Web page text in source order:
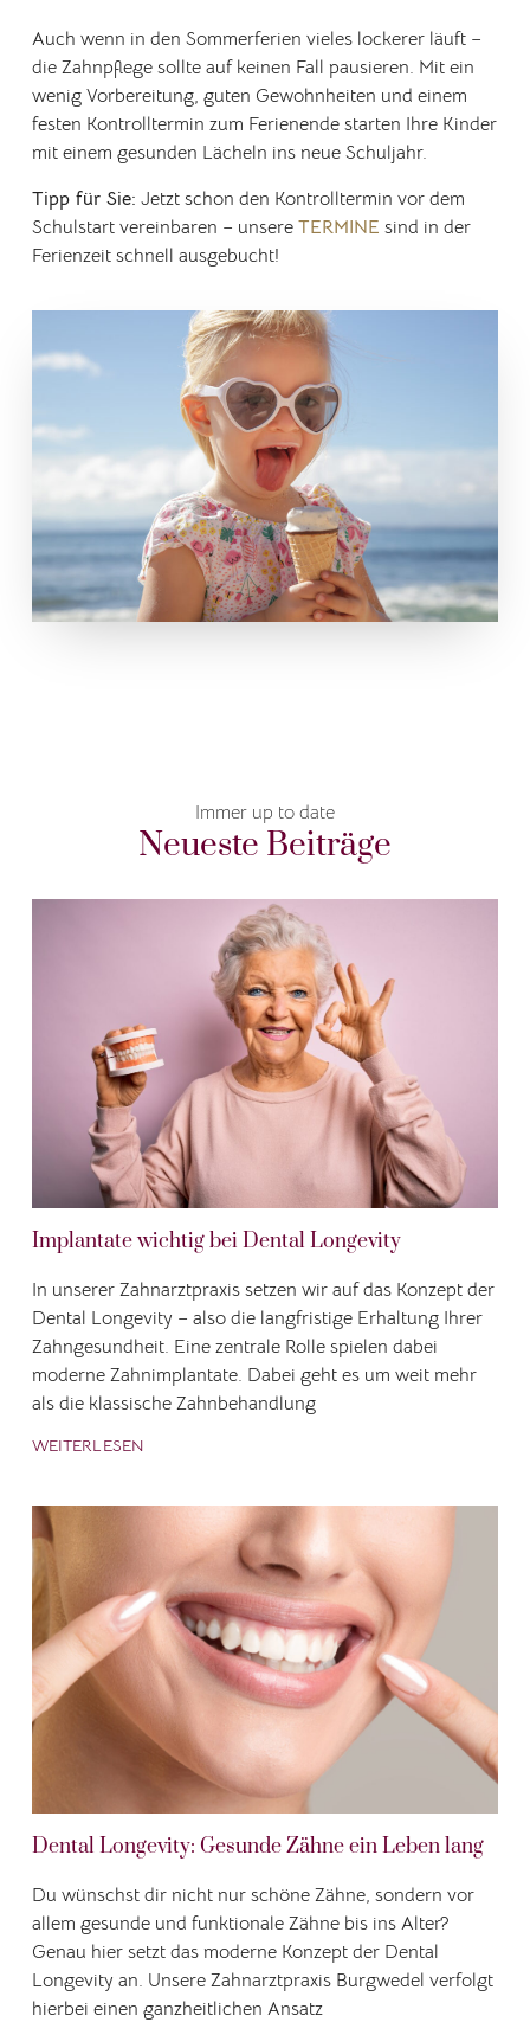
Auch wenn in den Sommerferien vieles lockerer läuft –
die Zahnpflege sollte auf keinen Fall pausieren. Mit ein
wenig Vorbereitung, guten Gewohnheiten und einem
festen Kontrolltermin zum Ferienende starten Ihre Kinder
mit einem gesunden Lächeln ins neue Schuljahr.
Tipp für Sie: Jetzt schon den Kontrolltermin vor dem
Schulstart vereinbaren – unsere TERMINE sind in der
Ferienzeit schnell ausgebucht!
Immer up to date
Neueste Beiträge
Implantate wichtig bei Dental Longevity
In unserer Zahnarztpraxis setzen wir auf das Konzept der
Dental Longevity – also die langfristige Erhaltung Ihrer
Zahngesundheit. Eine zentrale Rolle spielen dabei
moderne Zahnimplantate. Dabei geht es um weit mehr
als die klassische Zahnbehandlung
WEITERLESEN
Dental Longevity: Gesunde Zähne ein Leben lang
Du wünschst dir nicht nur schöne Zähne, sondern vor
allem gesunde und funktionale Zähne bis ins Alter?
Genau hier setzt das moderne Konzept der Dental
Longevity an. Unsere Zahnarztpraxis Burgwedel verfolgt
hierbei einen ganzheitlichen Ansatz